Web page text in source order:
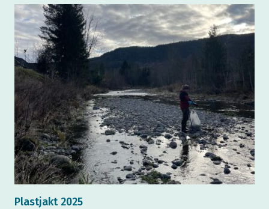
Plastjakt 2025